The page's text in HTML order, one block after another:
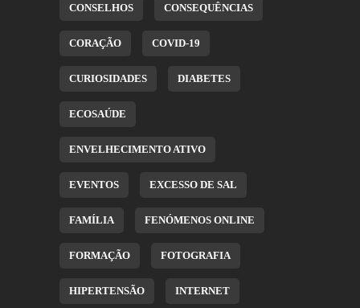
CONSELHOS CONSEQUÊNCIAS
CORAÇÃO COVID-19
CURIOSIDADES DIABETES
ECOSAÚDE
ENVELHECIMENTO ATIVO
EVENTOS EXCESSO DE SAL
FAMÍLIA FENÓMENOS ONLINE
FORMAÇÃO FOTOGRAFIA
HIPERTENSÃO INTERNET